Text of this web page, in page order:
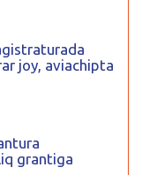
joy, aviachipta
grantiga